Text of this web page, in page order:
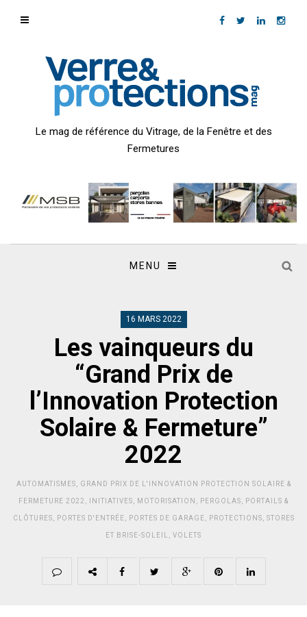
Le mag de référence du Vitrage, de la Fenêtre et des
Fermetures
MENU
16 MARS 2022
Les vainqueurs du
“Grand Prix de
l’Innovation Protection
Solaire & Fermeture”
2022
AUTOMATISMES GRAND PRIX DE L'INNOVATION PROTECTION SOLAIRE &
FERMETURE 2022 INITIATIVES MOTORISATION PERGOLAS PORTAILS &
CLÔTURES PORTES D'ENTRÉE PORTES DE GARAGE PROTECTIONS STORES
ET BRISE-SOLEIL VOLETS